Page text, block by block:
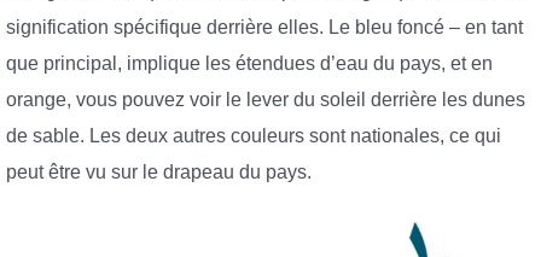
signification spécifique derrière elles. Le bleu foncé – en tant
que principal, implique les étendues d’eau du pays, et en
orange, vous pouvez voir le lever du soleil derrière les dunes
de sable. Les deux autres couleurs sont nationales, ce qui
peut être vu sur le drapeau du pays.